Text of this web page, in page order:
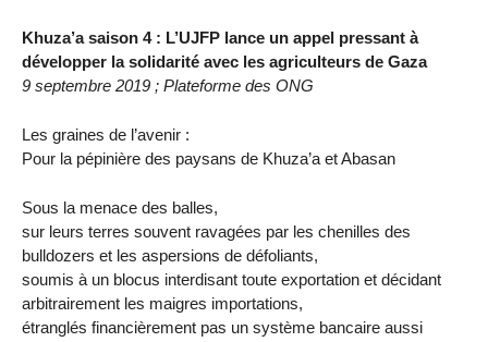
Khuza’a saison 4 : L’UJFP lance un appel pressant à
développer la solidarité avec les agriculteurs de Gaza
9 septembre 2019 ; Plateforme des ONG
Les graines de l’avenir :
Pour la pépinière des paysans de Khuza’a et Abasan
Sous la menace des balles,
sur leurs terres souvent ravagées par les chenilles des
bulldozers et les aspersions de défoliants,
soumis à un blocus interdisant toute exportation et décidant
arbitrairement les maigres importations,
étranglés financièrement pas un système bancaire aussi